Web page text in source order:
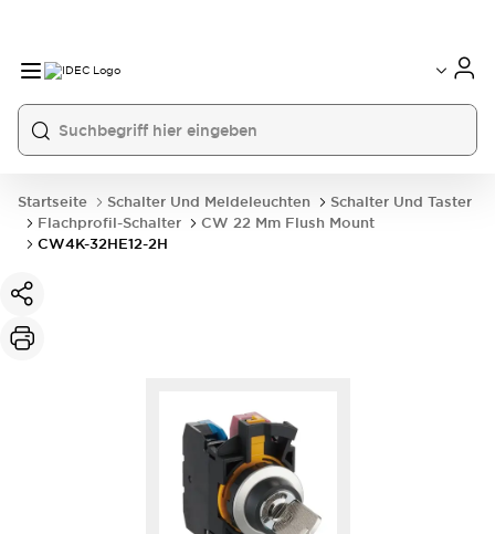
Startseite Schalter Und Meldeleuchten
Schalter Und Taster
Flachprofil-Schalter
CW 22 Mm Flush Mount
CW4K-32HE12-2H